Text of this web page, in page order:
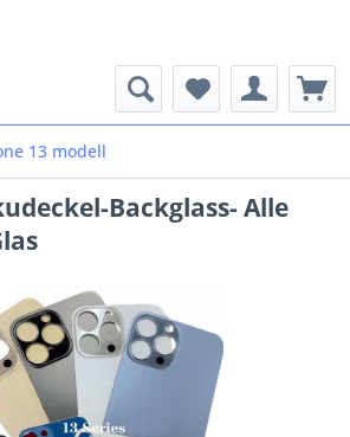
13 modell
Backglass- Alle